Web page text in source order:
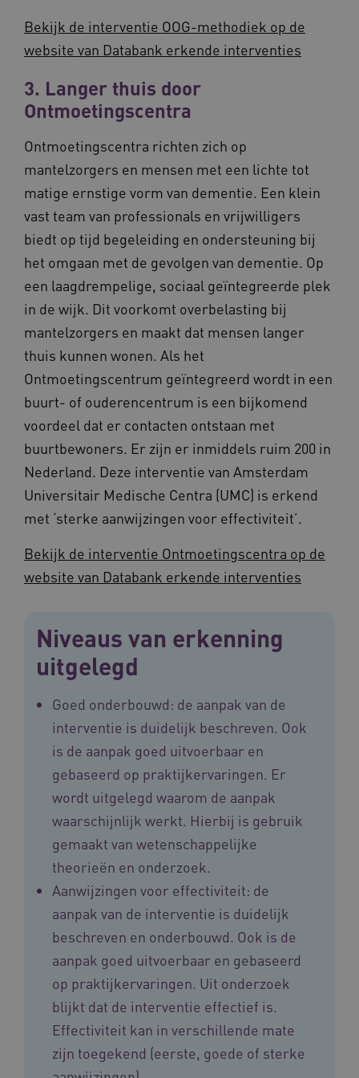
Bekijk de interventie OOG-methodiek op de
website van Databank erkende interventies
3. Langer thuis door
Ontmoetingscentra
Ontmoetingscentra richten zich op
mantelzorgers en mensen met een lichte tot
matige ernstige vorm van dementie. Een klein
vast team van professionals en vrijwilligers
biedt op tijd begeleiding en ondersteuning bij
het omgaan met de gevolgen van dementie. Op
een laagdrempelige, sociaal geïntegreerde plek
in de wijk. Dit voorkomt overbelasting bij
mantelzorgers en maakt dat mensen langer
thuis kunnen wonen. Als het
Ontmoetingscentrum geïntegreerd wordt in een
buurt- of ouderencentrum is een bijkomend
voordeel dat er contacten ontstaan met
buurtbewoners. Er zijn er inmiddels ruim 200 in
Nederland. Deze interventie van Amsterdam
Universitair Medische Centra (UMC) is erkend
met ‘sterke aanwijzingen voor effectiviteit’.
Bekijk de interventie Ontmoetingscentra op de
website van Databank erkende interventies
Niveaus van erkenning
uitgelegd
Goed onderbouwd: de aanpak van de
interventie is duidelijk beschreven. Ook
is de aanpak goed uitvoerbaar en
gebaseerd op praktijkervaringen. Er
wordt uitgelegd waarom de aanpak
waarschijnlijk werkt. Hierbij is gebruik
gemaakt van wetenschappelijke
theorieën en onderzoek.
Aanwijzingen voor effectiviteit: de
aanpak van de interventie is duidelijk
beschreven en onderbouwd. Ook is de
aanpak goed uitvoerbaar en gebaseerd
op praktijkervaringen. Uit onderzoek
blijkt dat de interventie effectief is.
Effectiviteit kan in verschillende mate
zijn toegekend (eerste, goede of sterke
__cf_bm
VISITOR_PRIVACY_METADATA
YouTube
.youtube.com
BCSessionID vilans.blueconic.net
ARRAffinity
Microsoft
Corporation
Corporation
.vilans.nl
www.vilans.nl
FPLC .vilans.nl